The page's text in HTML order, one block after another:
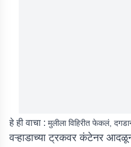
हे ही वाचा : मुलीला विहिरीत फेकलं,
वऱ्हाडाच्या ट्रकवर कंटेनर